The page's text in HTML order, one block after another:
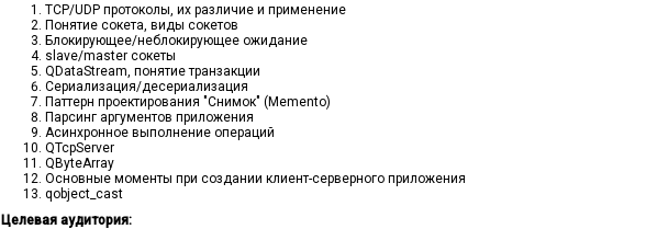
TCP/UDP протоколы, их различие и применение
Понятие сокета, виды сокетов
Блокирующее/неблокирующее ожидание
slave/master сокеты
QDataStream, понятие транзакции
Сериализация/десериализация
Паттерн проектирования "Снимок" (Memento)
Парсинг аргументов приложения
Асинхронное выполнение операций
QTcpServer
QByteArray
Основные моменты при создании клиент-серверного приложения
qobject_cast
Целевая аудитория: